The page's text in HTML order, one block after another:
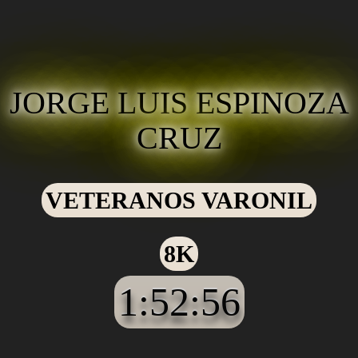
JORGE LUIS ESPINOZA
CRUZ
VETERANOS VARONIL
8K
1:52:56